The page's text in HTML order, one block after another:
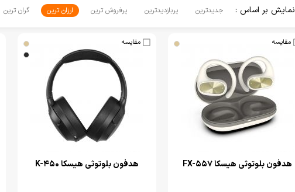
نمایش بر اساس : جدیدترین پربازدیدترین پرفروش ترین ارزان ترین گران ترین
مقایسه
هدفون بلوتوثی هیسکا FX-557
مقایسه
هدفون بلوتوثی هیسکا K-450